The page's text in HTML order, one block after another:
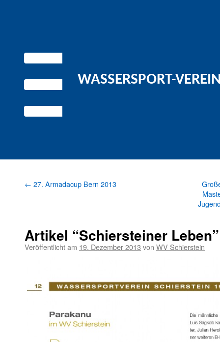
WASSERSPORT-
← 27. Armadacup Bern 2013
Artikel “Schiersteiner
Veröffentlicht am 19. Dezember 2013 von WV Schierstein